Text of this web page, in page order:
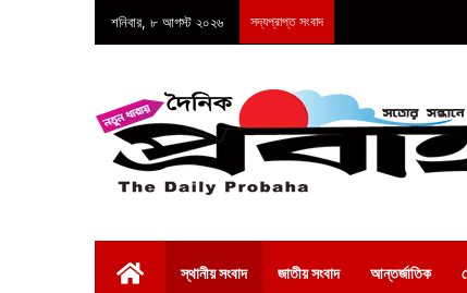
শনিবার, ৮ আগস্ট ২০২৬ সদ্যপ্রাপ্ত সংবাদ
স্থানীয় সংবাদ জাতীয় সংবাদ আন্তর্জাতিক